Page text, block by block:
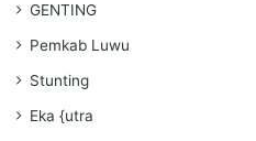
GENTING
Pemkab Luwu
Stunting
Eka {utra